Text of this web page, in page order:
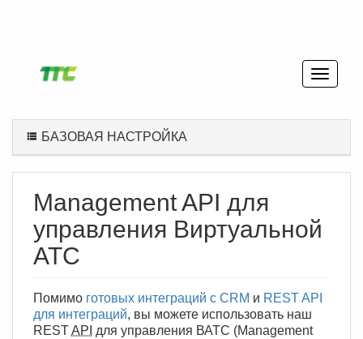
БАЗОВАЯ НАСТРОЙКА
Management API для
управления Виртуальной
АТС
Помимо готовых интеграций с CRM и REST API
для интеграций, вы можете использовать наш
RESTAPI для управления ВАТС (Management